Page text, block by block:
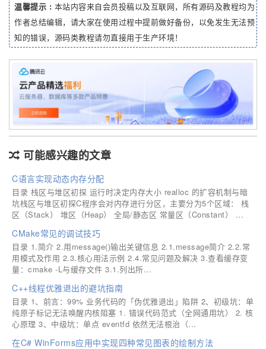
温馨提示 : 本站内容来自会员投稿以及互联网，所有源码及教程均为
作者总结编辑，请大家在使用过程中提前做好备份，以免发生无法预
知的错误，源码类教程请勿直接用于生产环境！
可能感兴趣的文章
C语言实现动态内存分配
目录 栈区与堆区初探 运行时决定内存大小 realloc 的扩容机制与暗
坑栈区与堆区初探C程序会对内存进行分区，主要分为5个区域： 栈
区（Stack） 堆区（Heap） 全局/静态区 常量区（Constant） ...
CMake常见的调试技巧
目录 1.简介 2.用message()输出关键信息 2.1.message简介 2.2.常
用模式及作用 2.3.核心用法示例 2.4.常见问题及解决 3.查看缓存变
量：cmake -L与缓存文件 3.1.列出所...
C++线程优雅退出的避坑指南
目录 1、前言：99% 业务代码的「伪优雅退出」陷阱 2、初级坑：单
纯原子标记无法唤醒内核阻塞 1. 错误代码范式（全网通用坑） 2. 核
心原理 3、中级坑：单点 eventfd 依然无法根治（...
在C# WinForms应用中实现四种常见图表的绘制方法